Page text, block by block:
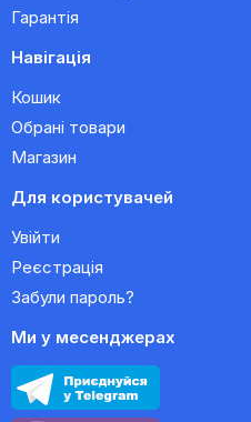
Гарантія
Навігація
Кошик
Обрані товари
Магазин
Для користувачей
Увійти
Реєстрація
Забули пароль?
Ми у месенджерах